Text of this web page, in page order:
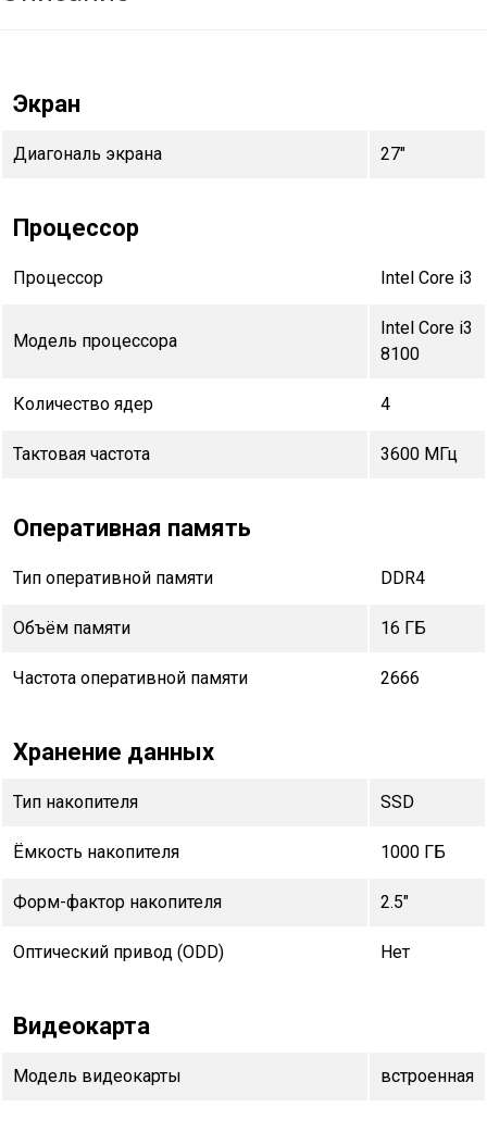
Экран
Диагональ экрана 27"
Процессор
Процессор Intel Core i3
Модель процессора
Intel Core i3
8100
Количество ядер 4
Тактовая частота 3600 МГц
Оперативная память
Тип оперативной памяти DDR4
Объём памяти 16 ГБ
Частота оперативной памяти 2666
Хранение данных
Тип накопителя SSD
Ёмкость накопителя 1000 ГБ
Форм-фактор накопителя 2.5"
Оптический привод (ODD) Нет
Видеокарта
Модель видеокарты встроенная